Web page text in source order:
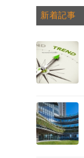
新着記事